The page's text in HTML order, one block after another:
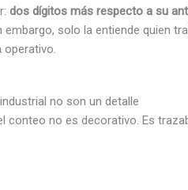
dos dígitos más respecto a su
solo la entiende quien
operativo.
no son un detalle
conteo no es decorativo. Es